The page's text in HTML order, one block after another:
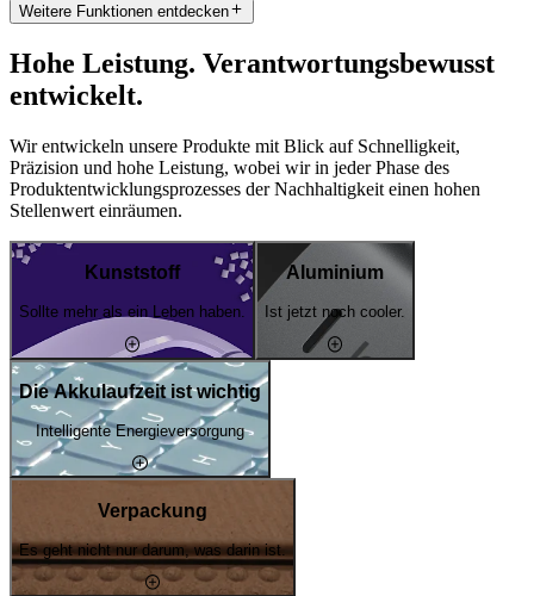
Weitere Funktionen entdecken
Hohe Leistung. Verantwortungsbewusst
entwickelt.
Wir entwickeln unsere Produkte mit Blick auf Schnelligkeit,
Präzision und hohe Leistung, wobei wir in jeder Phase des
Produktentwicklungsprozesses der Nachhaltigkeit einen hohen
Stellenwert einräumen.
Kunststoff
Sollte mehr als ein Leben haben.
Aluminium
Ist jetzt noch cooler.
Die Akkulaufzeit ist wichtig
Intelligente Energieversorgung
Verpackung
Es geht nicht nur darum, was darin ist.